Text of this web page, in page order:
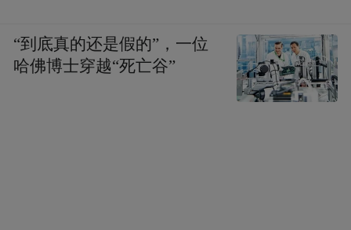
“到底真的还是假的”，一位
哈佛博士穿越“死亡谷”